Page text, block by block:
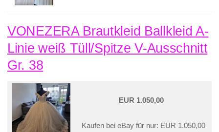
VONEZERA Brautkleid Ballkleid A-
Linie weiß Tüll/Spitze V-Ausschnitt
Gr. 38
EUR 1.050,00
Kaufen bei eBay für nur: EUR 1.050,00